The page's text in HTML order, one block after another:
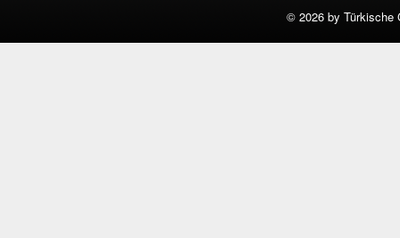
© 2026 by Türkische